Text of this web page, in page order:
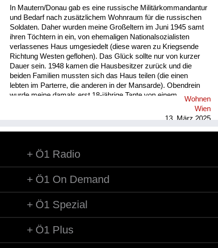
In Mautern/Donau gab es eine russische Militärkommandantur
und Bedarf nach zusätzlichem Wohnraum für die russischen
Soldaten. Daher wurden meine Großeltern im Juni 1945 samt
ihren Töchtern in ein, von ehemaligen Nationalsozialisten
verlassenes Haus umgesiedelt (diese waren zu Kriegsende
Richtung Westen geflohen). Das Glück sollte nur von kurzer
Dauer sein. 1948 kamen die Hausbesitzer zurück und die
beiden Familien mussten sich das Haus teilen (die einen
lebten im Parterre, die anderen in der Mansarde). Obendrein
wurde meine damals erst 18-jährige Tante von einem
daraufhin samt Kind bei ihren Eltern (s.o.). Von 1949 - 1954
Zeit von den Großeltern aufgezogen. Erst 1957 normalisierte
meine Großeltern konnten dort einziehen. Über all diese
diese, und viel...
Wohnen
Wien
13. März 2025
Ö1 Radio
Ö1 On Demand
Ö1 Spezial
Ö1 Plus